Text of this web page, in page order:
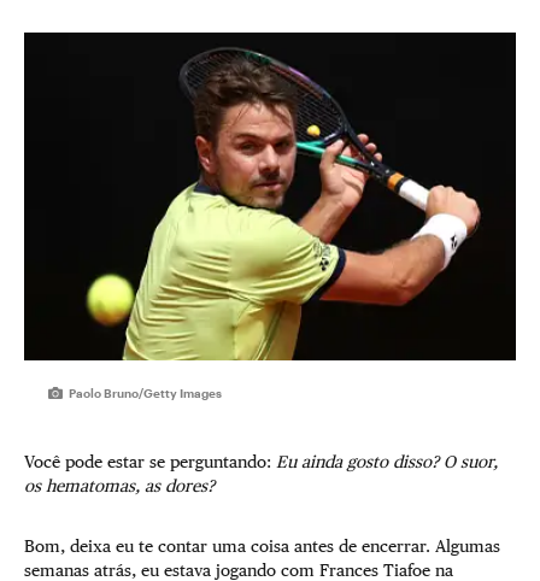
Paolo Bruno/Getty Images
Você pode estar se perguntando: Eu ainda gosto disso? O suor,
os hematomas, as dores?
Bom, deixa eu te contar uma coisa antes de encerrar. Algumas
semanas atrás, eu estava jogando com Frances Tiafoe na